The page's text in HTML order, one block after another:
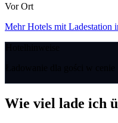
Vor Ort
Mehr Hotels mit Ladestation
Wie viel lade ich